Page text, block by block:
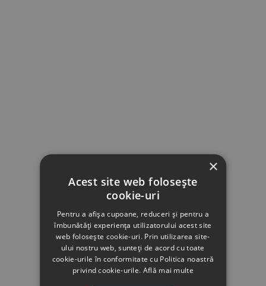
×
Acest site web folosește
cookie-uri
Pentru a afișa cupoane, reduceri și pentru a
îmbunătăți experiența utilizatorului acest site
web folosește cookie-uri. Prin utilizarea site-
ului nostru web, sunteți de acord cu toate
cookie-urile în conformitate cu Politica noastră
privind cookie-urile. Află mai multe